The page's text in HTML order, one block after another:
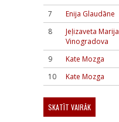
7
Enija Glaudāne
8
Jeļizaveta Marija
Vinogradova
9 Kate Mozga
10
Kate Mozga
SKATĪT VAIRĀK